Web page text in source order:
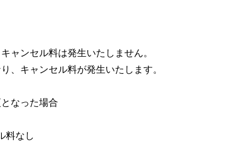
ャンセル料は発⽣いたしません。
、キャンセル料が発⽣いたします。
なった場合
料なし